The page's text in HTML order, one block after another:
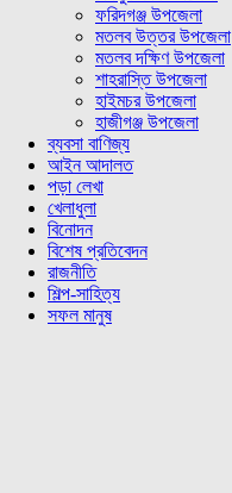
ফরিদগঞ্জ উপজেলা
মতলব উত্তর উপজেলা
মতলব দক্ষিণ উপজেলা
শাহরাস্তি উপজেলা
হাইমচর উপজেলা
হাজীগঞ্জ উপজেলা
ব্যবসা বাণিজ্য
আইন আদালত
পড়া লেখা
খেলাধুলা
বিনোদন
বিশেষ প্রতিবেদন
রাজনীতি
শিল্প-সাহিত্য
সফল মানুষ